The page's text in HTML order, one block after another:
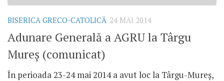
BISERICA GRECO-CATOLICĂ 24 MAI 2014
Adunare Generală a AGRU la Târgu
Mureş (comunicat)
În perioada 23-24 mai 2014 a avut loc la Târgu-Mureş,